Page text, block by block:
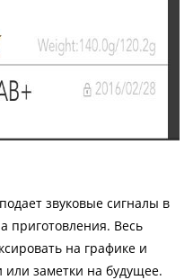
звуковые сигналы в
приготовления. Весь
на графике и
заметки на будущее.